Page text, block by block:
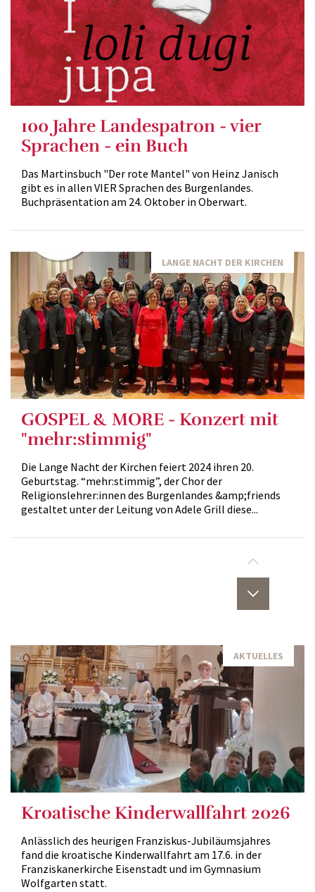
100 Jahre Landespatron - vier
Sprachen - ein Buch
Das Martinsbuch "Der rote Mantel" von Heinz Janisch
gibt es in allen VIER Sprachen des Burgenlandes.
Buchpräsentation am 24. Oktober in Oberwart.
LANGE NACHT DER KIRCHEN
GOSPEL & MORE - Konzert mit
"mehr:stimmig"
Die Lange Nacht der Kirchen feiert 2024 ihren 20.
Geburtstag. “mehr:stimmig”, der Chor der
Religionslehrer:innen des Burgenlandes &amp;friends
gestaltet unter der Leitung von Adele Grill diese...
AKTUELLES
Kroatische Kinderwallfahrt 2026
Anlässlich des heurigen Franziskus-Jubiläumsjahres
fand die kroatische Kinderwallfahrt am 17.6. in der
Franziskanerkirche Eisenstadt und im Gymnasium
Wolfgarten statt.